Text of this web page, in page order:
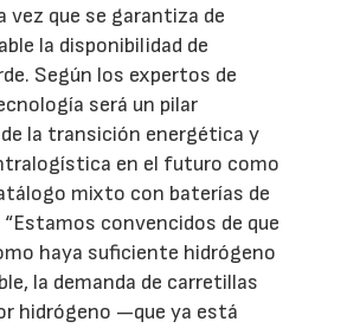
vez que se garantiza de
la disponibilidad de
Según los expertos de
será un pilar
la transición energética y
en el futuro como
mixto con baterías de
convencidos de que
haya suficiente hidrógeno
la demanda de carretillas
hidrógeno —que ya está